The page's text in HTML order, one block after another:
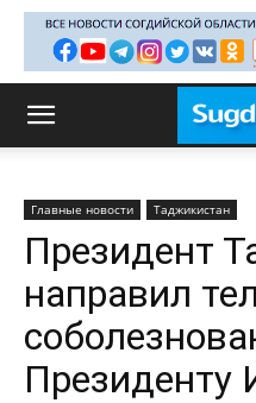
Главные новости Таджикистан
Президент
направил
Президенту